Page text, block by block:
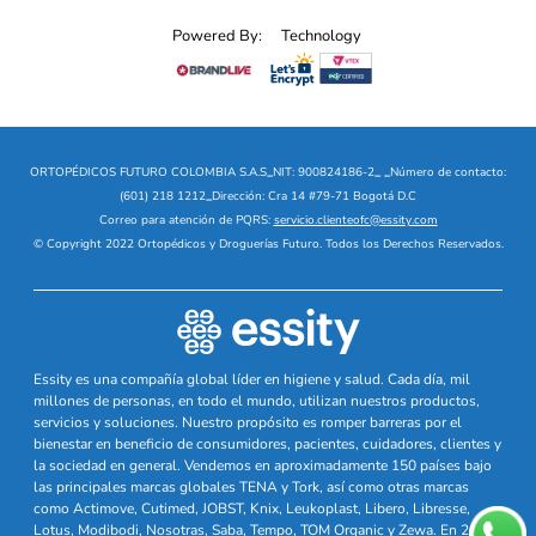
Powered By: Technology
ORTOPÉDICOS FUTURO COLOMBIA S.A.S_NIT: 900824186-2_ _Número de contacto:
(601) 218 1212_Dirección: Cra 14 #79-71 Bogotá D.C
Correo para atención de PQRS: servicio.clienteofc@essity.com
© Copyright 2022 Ortopédicos y Droguerías Futuro. Todos los Derechos Reservados.
Essity es una compañía global líder en higiene y salud. Cada día, mil
millones de personas, en todo el mundo, utilizan nuestros productos,
servicios y soluciones. Nuestro propósito es romper barreras por el
bienestar en beneficio de consumidores, pacientes, cuidadores, clientes y
la sociedad en general. Vendemos en aproximadamente 150 países bajo
las principales marcas globales TENA y Tork, así como otras marcas
como Actimove, Cutimed, JOBST, Knix, Leukoplast, Libero, Libresse,
Lotus, Modibodi, Nosotras, Saba, Tempo, TOM Organic y Zewa. En 2024,